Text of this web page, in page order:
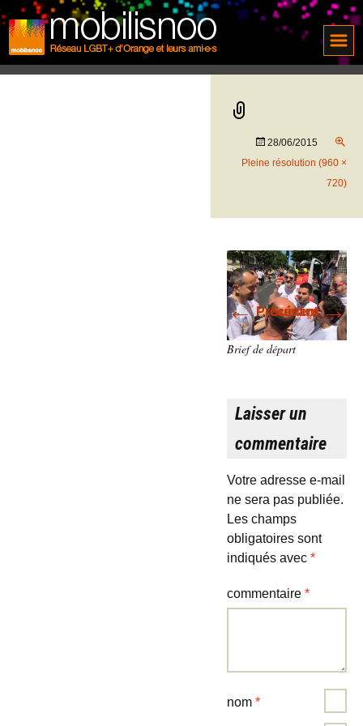
28/06/2015
Pleine résolution (960 ×
720)
←Précédent
Suivant→
Brief de départ
Laisser un
commentaire
Votre adresse e-mail
ne sera pas publiée.
Les champs
obligatoires sont
indiqués avec *
commentaire *
nom *